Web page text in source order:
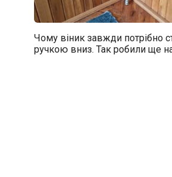
Чому віник завжди потрібно
ручкою вниз. Так робили ще